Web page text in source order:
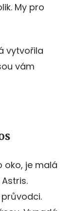
My pro
vytvořila
vám
oko, je malá